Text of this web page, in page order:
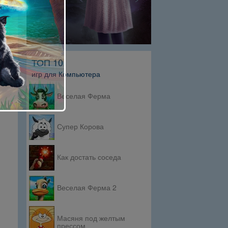
ТОП 10
игр для Компьютера
Веселая Ферма
Супер Корова
Как достать соседа
Веселая Ферма 2
Масяня под желтым
прессом